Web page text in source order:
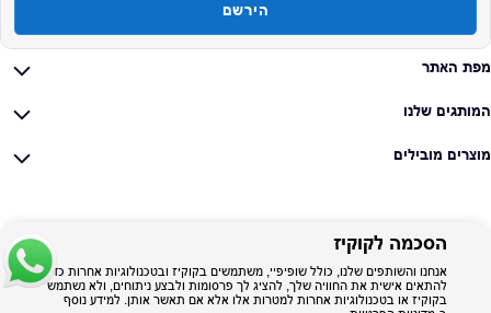
הירשם
מפת האתר
המותגים שלנו
מוצרים מובילים
הסכמה לקוקיז
אנחנו והשותפים שלנו, כולל שופיפיי, משתמשים בקוקיז ובטכנולוגיות אחרות כדי
להתאים אישית את החוויה שלך, להציג לך פרסומות ולבצע ניתוחים, ולא נשתמש
בקוקיז או בטכנולוגיות אחרות למטרות אלו אלא אם תאשר אותן. למידע נוסף